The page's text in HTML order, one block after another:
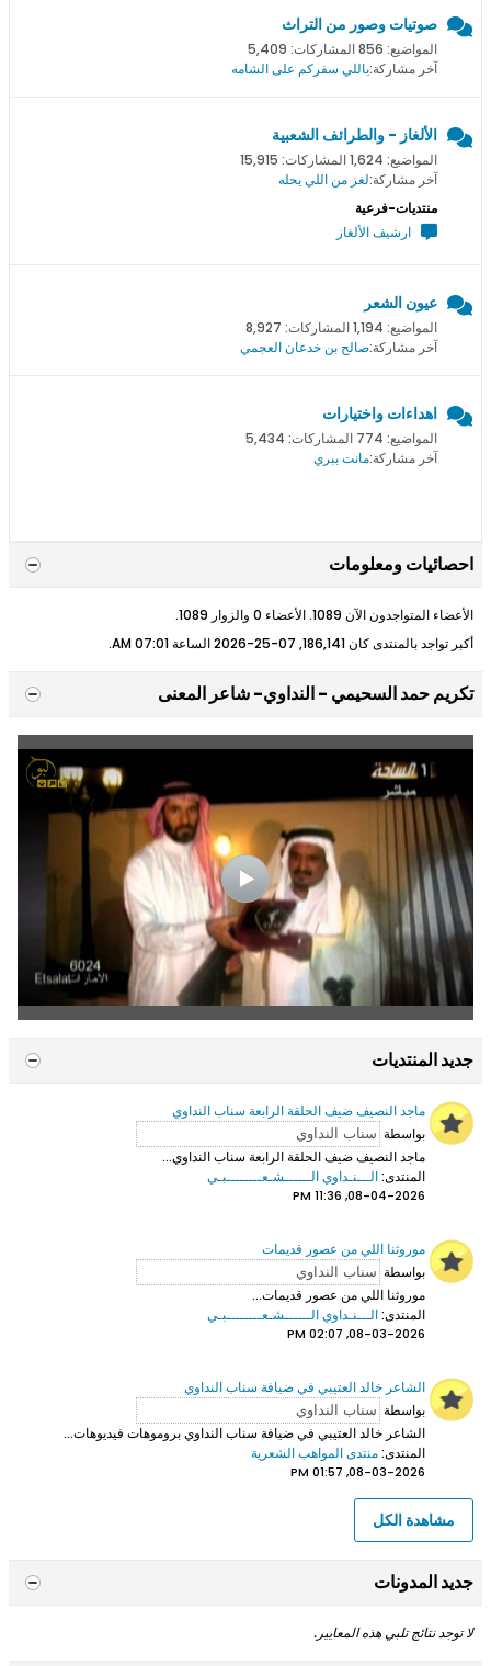
صوتيات وصور من التراث
المواضيع: 856 المشاركات: 5,409
آخر مشاركة:ياللي سفركم على الشامه
الألغاز - والطرائف الشعبية
المواضيع: 1,624 المشاركات: 15,915
آخر مشاركة:لغز من اللي يحله
منتديات-فرعية
ارشيف الألغاز
عيون الشعر
المواضيع: 1,194 المشاركات: 8,927
آخر مشاركة:صالح بن خدعان العجمي
اهداءات واختيارات
المواضيع: 774 المشاركات: 5,434
آخر مشاركة:مانت ببري
احصائيات ومعلومات
الأعضاء المتواجدون الآن 1089. الأعضاء 0 والزوار 1089.
أكبر تواجد بالمنتدى كان 186,141, 07-25-2026 الساعة
07:01 AM
.
تكريم حمد السحيمي - النداوي- شاعر المعنى
جديد المنتديات
ماجد النصيف ضيف الحلقة الرابعة سناب النداوي
بواسطة
ماجد النصيف ضيف الحلقة الرابعة سناب النداوي...
المنتدى:الـــنـداوي الــــــشـعــــــــبـي
08-04-2026, 11:36 PM
موروثنا اللي من عصور قديمات
بواسطة
موروثنا اللي من عصور قديمات...
المنتدى:الـــنـداوي الــــــشـعــــــــبـي
08-03-2026, 02:07 PM
الشاعر خالد العتيبي في ضيافة سناب النداوي
بواسطة
الشاعر خالد العتيبي في ضيافة سناب النداوي بروموهات فيديوهات...
المنتدى:منتدى المواهب الشعرية
08-03-2026, 01:57 PM
مشاهدة الكل
جديد المدونات
لا توجد نتائج تلبي هذه المعايير.